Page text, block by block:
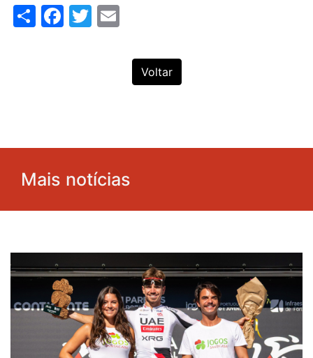
ShareFacebook
Twitter
Voltar
Mais notícias